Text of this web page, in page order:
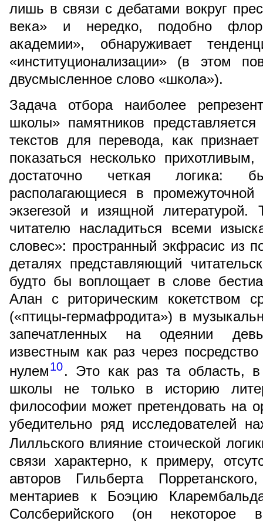
лишь в связи с дебатами вокруг
века» и нередко, подобно
академии», обнаруживает
«институционализации» (в этом
двусмысленное слово «школа»).
Задача отбора наиболее
школы» памятников
текстов для перевода, как
показаться несколько
достаточно четкая логика:
располагающиеся в
экзегезой и изящной литературой.
читателю насладиться всеми
словес»: пространный экфрасис из
деталях представляющий
будто бы воплощает в слове
Алан с риторическим кокетством
(«птицы-гермафродита») в
запечатленных на одеянии
известным как раз через
нулем10. Это как раз та область,
школы не только в историю
философии может претендовать на
убедительно ряд исследователей
Лилльского влияние стоической
связи характерно, к примеру,
авторов Гильберта
ментариев к Боэцию
Солсберийского (он некоторое